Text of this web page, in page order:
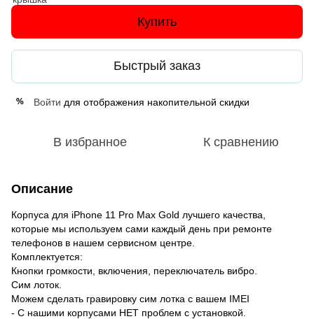
Купить
Быстрый заказ
% Войти для отображения накопительной скидки
В избранное К сравнению
Описание
Корпуса для iPhone 11 Pro Max Gold лучшего качества,
которые мы используем сами каждый день при ремонте
телефонов в нашем сервисном центре.
Комплектуется:
Кнопки громкости, включения, переключатель вибро.
Сим лоток.
Можем сделать гравировку сим лотка с вашем IMEI
- С нашими корпусами НЕТ проблем с установкой.